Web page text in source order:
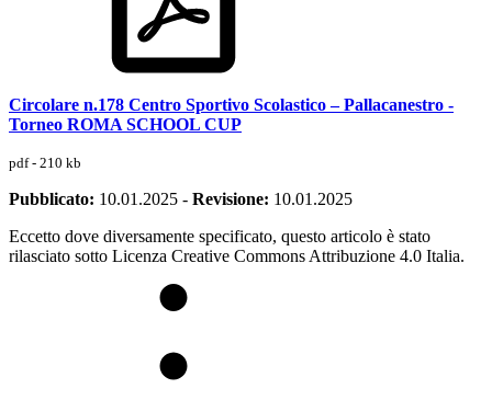
Circolare n.178 Centro Sportivo Scolastico – Pallacanestro -
Torneo ROMA SCHOOL CUP
pdf - 210 kb
Pubblicato: 10.01.2025 - Revisione: 10.01.2025
Eccetto dove diversamente specificato, questo articolo è stato
rilasciato sotto Licenza Creative Commons Attribuzione 4.0 Italia.